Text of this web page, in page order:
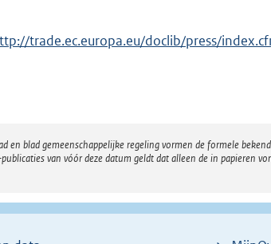
trade.ec.europa.eu/doclib/press/
en blad gemeenschappelijke regeling vormen de formele
van vóór deze datum geldt dat alleen de in papieren